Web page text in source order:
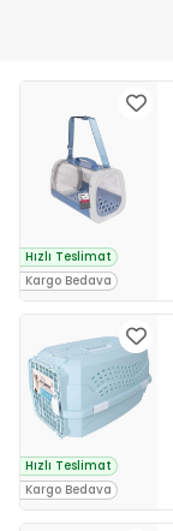
Hızlı Teslimat
Kargo Bedava
Hızlı Teslimat
Kargo Bedava